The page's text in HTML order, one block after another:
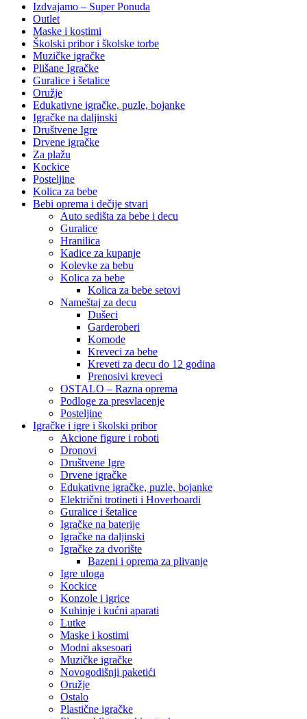
Izdvajamo – Super Ponuda
Outlet
Maske i kostimi
Školski pribor i školske torbe
Muzičke igračke
Plišane Igračke
Guralice i šetalice
Oružje
Edukativne igračke, puzle, bojanke
Igračke na daljinski
Društvene Igre
Drvene igračke
Za plažu
Kockice
Posteljine
Kolica za bebe
Bebi oprema i dečije stvari
Auto sedišta za bebe i decu
Guralice
Hranilica
Kadice za kupanje
Kolevke za bebu
Kolica za bebe
Kolica za bebe setovi
Nameštaj za decu
Dušeci
Garderoberi
Komode
Kreveci za bebe
Kreveti za decu do 12 godina
Prenosivi kreveci
OSTALO – Razna oprema
Podloge za presvlacenje
Posteljine
Igračke i igre i školski pribor
Akcione figure i roboti
Dronovi
Društvene Igre
Drvene igračke
Edukativne igračke, puzle, bojanke
Električni trotineti i Hoverboardi
Guralice i šetalice
Igračke na baterije
Igračke na daljinski
‎Igračke za dvorište
Bazeni i oprema za plivanje
Igre uloga
Kockice
Konzole i igrice
Kuhinje i kućni aparati
Lutke
Maske i kostimi
Modni aksesoari
Muzičke igračke
Novogodišnji paketići
Oružje
Ostalo
Plastične igračke